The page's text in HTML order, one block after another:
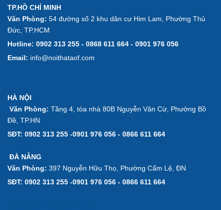
TP.HỒ CHÍ MINH
Văn Phòng: 54 đường số 2 khu dân cư Him Lam, Phường Thủ
Đức, TP.HCM
Hotline: 0902 313 255 - 0868 611 664 - 0901 976 056
Email: info@noithataof.com
HÀ NỘI
Văn Phòng: Tầng 4, tòa nhà 80B Nguyễn Văn Cừ, Phường Bồ
Đề, TP.HN
SĐT: 0902 313 255 -0901 976 056 - 0866 611 664
ĐÀ NẴNG
Văn Phòng: 397 Nguyễn Hữu Thọ, Phường Cẩm Lệ, ĐN
SĐT: 0902 313 255 -0901 976 056 - 0866 611 664